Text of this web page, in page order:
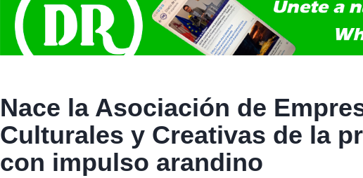
Nace la Asociación de
Culturales y Creativas de la
con impulso arandino